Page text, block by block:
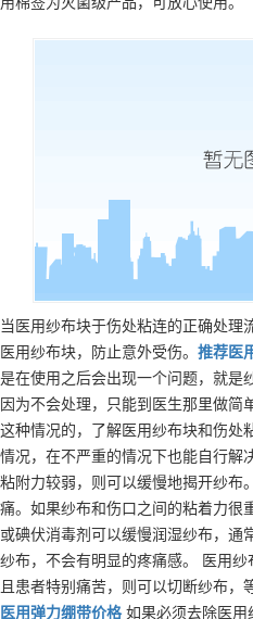
当医用纱布块于伤处粘连的正确处理
医用纱布块，防止意外受伤。 推荐 医
是在使用之后会出现一个问题，就是
因为不会处理，只能到医生那里做简
这种情况的，了解医用纱布块和伤处
情况，在不严重的情况下也能自行解
粘附力较弱，则可以缓慢地揭开纱布
痛。如果纱布和伤口之间的粘着力很
或碘伏消毒剂可以缓慢润湿纱布，通
纱布，不会有明显的疼痛感。 医用
且患者特别痛苦，则可以切断纱布，
医用弹力绷带价格如果必须去除医用